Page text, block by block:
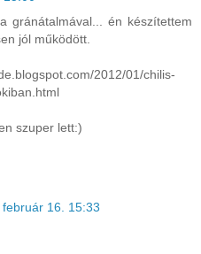
gránátalmával... én készítettem
jól működött.
2012/01/chilis-
szuper lett:)
február 16. 15:33